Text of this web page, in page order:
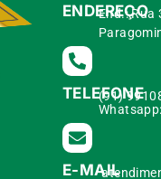
ENDEREÇO
End.: Rua
TELEFONE
(91)
E-MAIL